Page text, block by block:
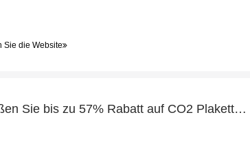
Sie die Website
Genießen Sie bis zu 57% Rabatt auf CO2 Plakette Benzin/Diesel von Planet & You